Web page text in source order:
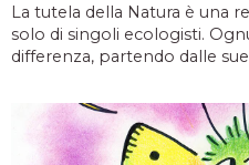
La tutela della Natura è una
solo di singoli ecologisti.
differenza, partendo dalle